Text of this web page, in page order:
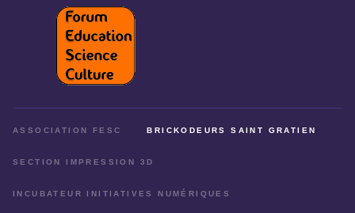
ASSOCIATION FESC BRICKODEURS SAINT GRATIEN
SECTION IMPRESSION 3D
INCUBATEUR INITIATIVES NUMÉRIQUES